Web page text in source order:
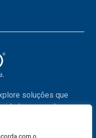
com o
soluções que
em cada passo